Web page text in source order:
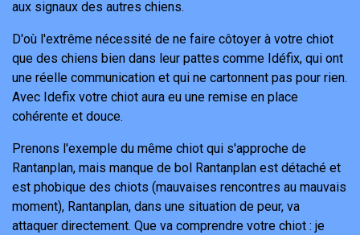
aux signaux des autres chiens.
D'où l'extrême nécessité de ne faire côtoyer à votre chiot
que des chiens bien dans leur pattes comme Idéfix, qui ont
une réelle communication et qui ne cartonnent pas pour rien.
Avec Idefix votre chiot aura eu une remise en place
cohérente et douce.
Prenons l'exemple du même chiot qui s'approche de
Rantanplan, mais manque de bol Rantanplan est détaché et
est phobique des chiots (mauvaises rencontres au mauvais
moment), Rantanplan, dans une situation de peur, va
attaquer directement. Que va comprendre votre chiot : je